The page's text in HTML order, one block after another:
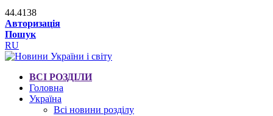
44.4138
Авторизація
Пошук
RU
ВСІ РОЗДІЛИ
Головна
Україна
Всі новини розділу